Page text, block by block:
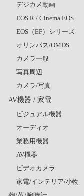
デジカメ動画
EOS R / Cinema EOS
EOS（EF）シリーズ
オリンパス/OMDS
カメラ一般
写真周辺
カメラ/写真
AV機器 / 家電
ビジュアル機器
オーディオ
業務用機器
AV機器
ビデオカメラ
家電/インテリア/小物